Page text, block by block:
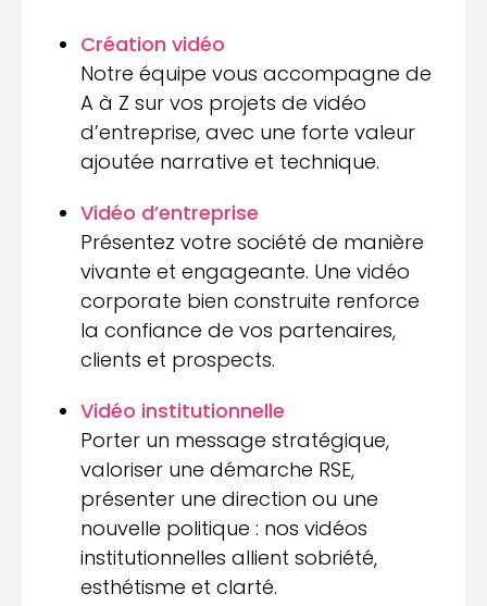
Création vidéo
Notre équipe vous accompagne de
A à Z sur vos projets de vidéo
d’entreprise, avec une forte valeur
ajoutée narrative et technique.
Vidéo d’entreprise
Présentez votre société de manière
vivante et engageante. Une vidéo
corporate bien construite renforce
la confiance de vos partenaires,
clients et prospects.
Vidéo institutionnelle
Porter un message stratégique,
valoriser une démarche RSE,
présenter une direction ou une
nouvelle politique : nos vidéos
institutionnelles allient sobriété,
esthétisme et clarté.